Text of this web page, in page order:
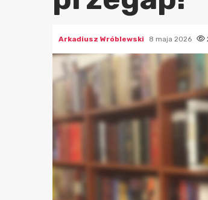
Arkadiusz Wróblewski 8 maja 2026